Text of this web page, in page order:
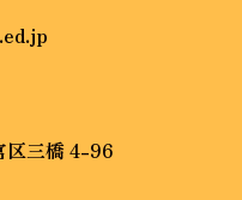
三橋 4-96